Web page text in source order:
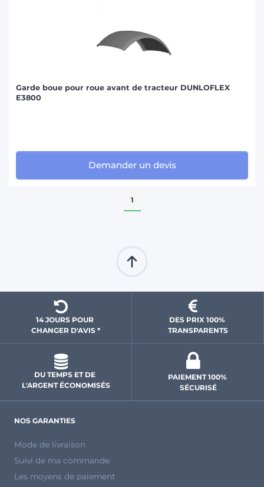
Garde boue pour roue avant de tracteur DUNLOFLEX
E3800
Demander un devis
1
14 JOURS POUR
CHANGER D'AVIS *
DES PRIX 100%
TRANSPARENTS
DU TEMPS ET DE
L'ARGENT ÉCONOMISÉS
PAIEMENT 100%
SÉCURISÉ
NOS GARANTIES
Mode de livraison
Suivi de ma commande
Les moyens de paiement